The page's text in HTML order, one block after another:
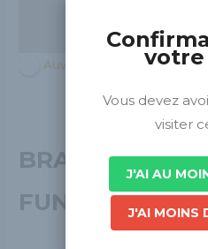
Auvergne-Rhône-Alpes
BRASSERIE LES
FUNAMBULES
votre
Vous devez
visiter
J'AI AU
J'AI MOINS